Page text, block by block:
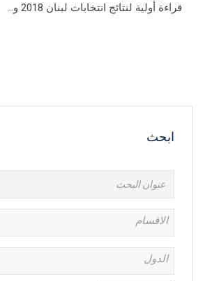
قراءة أولية لنتائج انتخابات لبنان 2018 و...
ابحث
الاقسام
الدول